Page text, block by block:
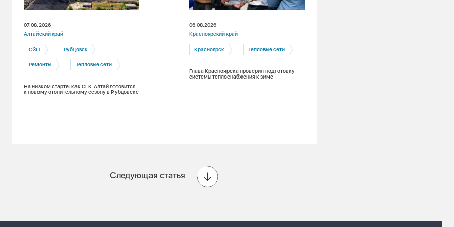
07.08.2026
Алтайский край
ОЗП Рубцовск
Ремонты Тепловые сети
На низком старте: как СГК-Алтай готовится
к новому отопительному сезону в Рубцовске
06.08.2026
Красноярский край
Красноярск Тепловые сети
Глава Красноярска проверил подготовку
системы теплоснабжения к зиме
Следующая статья